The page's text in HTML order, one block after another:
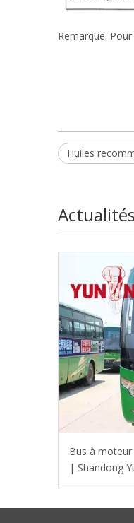
Remarque:
Huiles
Bus à
| Shandong